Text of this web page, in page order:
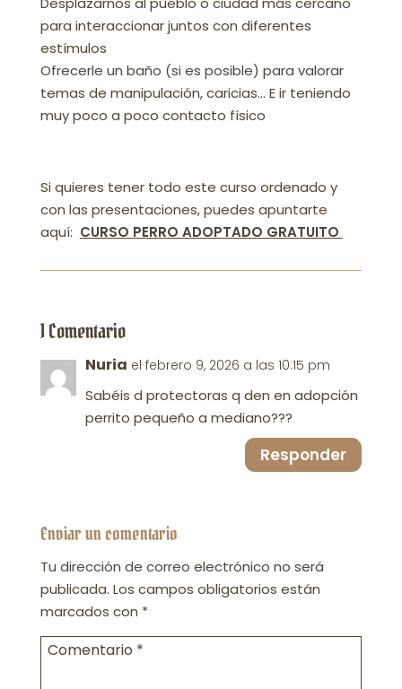
para interaccionar juntos con diferentes
estímulos
Ofrecerle un baño (si es posible) para valorar
temas de manipulación, caricias… E ir teniendo
muy poco a poco contacto físico
Si quieres tener todo este curso ordenado y
con las presentaciones, puedes apuntarte
aquí: CURSO PERRO ADOPTADO GRATUITO
1 Comentario
Nuria el febrero 9, 2026 a las 10:15 pm
Sabéis d protectoras q den en adopción
perrito pequeño a mediano???
Responder
Enviar un comentario
Tu dirección de correo electrónico no será
publicada. Los campos obligatorios están
marcados con *